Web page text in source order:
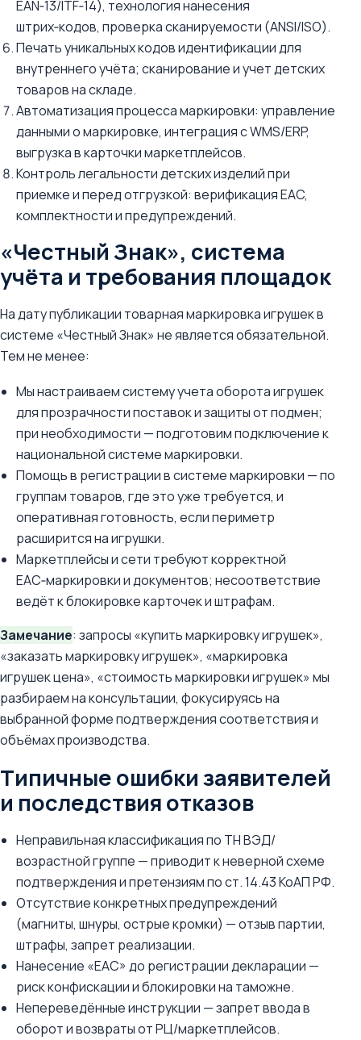
EAN‑13/ITF‑14), технология нанесения
штрих‑кодов, проверка сканируемости (ANSI/ISO).
Печать уникальных кодов идентификации для
внутреннего учёта; сканирование и учет детских
товаров на складе.
Автоматизация процесса маркировки: управление
данными о маркировке, интеграция с WMS/ERP,
выгрузка в карточки маркетплейсов.
Контроль легальности детских изделий при
приемке и перед отгрузкой: верификация EAC,
комплектности и предупреждений.
«Честный Знак», система
учёта и требования площадок
На дату публикации товарная маркировка игрушек в
системе «Честный Знак» не является обязательной.
Тем не менее:
Мы настраиваем систему учета оборота игрушек
для прозрачности поставок и защиты от подмен;
при необходимости — подготовим подключение к
национальной системе маркировки.
Помощь в регистрации в системе маркировки — по
группам товаров, где это уже требуется, и
оперативная готовность, если периметр
расширится на игрушки.
Маркетплейсы и сети требуют корректной
EAC‑маркировки и документов; несоответствие
ведёт к блокировке карточек и штрафам.
Замечание: запросы «купить маркировку игрушек»,
«заказать маркировку игрушек», «маркировка
игрушек цена», «стоимость маркировки игрушек» мы
разбираем на консультации, фокусируясь на
выбранной форме подтверждения соответствия и
объёмах производства.
Типичные ошибки заявителей
и последствия отказов
Неправильная классификация по ТН ВЭД/
возрастной группе — приводит к неверной схеме
подтверждения и претензиям по ст. 14.43 КоАП РФ.
Отсутствие конкретных предупреждений
(магниты, шнуры, острые кромки) — отзыв партии,
штрафы, запрет реализации.
Нанесение «EAC» до регистрации декларации —
риск конфискации и блокировки на таможне.
Непереведённые инструкции — запрет ввода в
оборот и возвраты от РЦ/маркетплейсов.